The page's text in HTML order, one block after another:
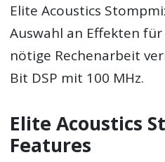
Elite Acoustics
Auswahl an Effekten
nötige Rechenarbeit
Bit DSP mit 100 MHz.
Elite Acoustics
Features